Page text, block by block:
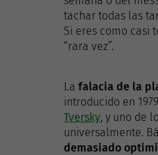
tachar todas las
Si eres como casi
“rara vez”.
La falacia de la
introducido en
Tversky, y uno de
universalmente.
demasiado